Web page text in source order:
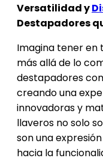
Versatilidad y
Destapadores
Imagina tener en
más allá de lo
destapadores
creando una
innovadoras y
llaveros no solo
son una
hacia la